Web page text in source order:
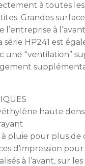
à toutes
Grandes
l’entreprise à
série HP241 est
une “ventilation”
haute
à pluie pour plus de
d’impression
à l’avant, sur